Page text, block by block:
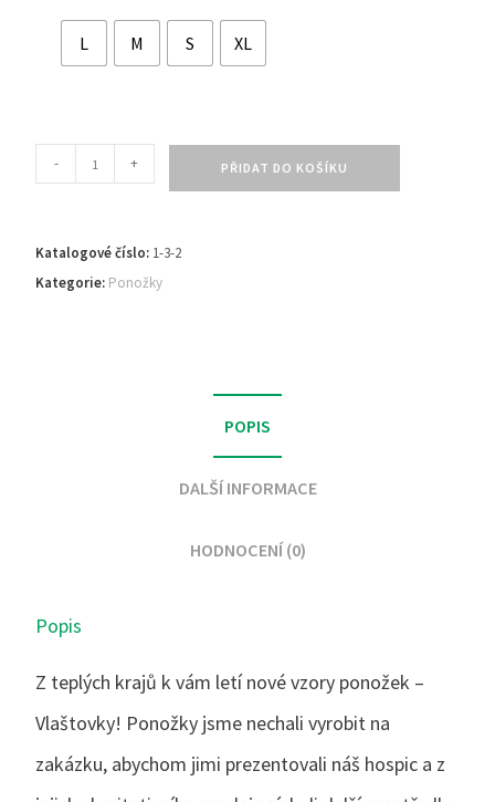
L M S XL
- + PŘIDAT DO KOŠÍKU
Katalogové číslo: 1-3-2
Kategorie: Ponožky
POPIS
DALŠÍ INFORMACE
HODNOCENÍ (0)
Popis
Z teplých krajů k vám letí nové vzory ponožek –
Vlaštovky! Ponožky jsme nechali vyrobit na
zakázku, abychom jimi prezentovali náš hospic a z